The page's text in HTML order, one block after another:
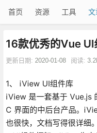
首页 资源 工具
16款优秀的Vue UI
更新日期: 2020-01-08 阅读:
1、 iView UI组件库
iView 是一套基于 Vue.js
C 界面的中后台产品。
也很快，文档写得很详细